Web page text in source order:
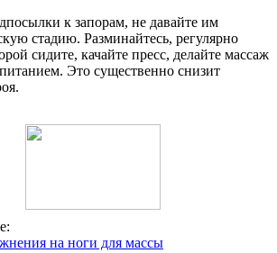
к запорам, не давайте им
стадию. Разминайтесь, регулярно
сидите, качайте пресс, делайте массаж
Это существенно снизит
на ноги для массы